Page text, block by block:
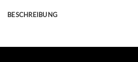
BESCHREIBUNG